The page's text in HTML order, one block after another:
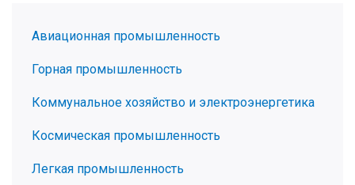
Авиационная промышленность
Горная промышленность
Коммунальное хозяйство и электроэнергетика
Космическая промышленность
Легкая промышленность